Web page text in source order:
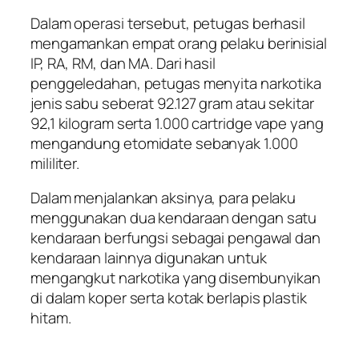
Dalam operasi tersebut, petugas berhasil
mengamankan empat orang pelaku berinisial
IP, RA, RM, dan MA. Dari hasil
penggeledahan, petugas menyita narkotika
jenis sabu seberat 92.127 gram atau sekitar
92,1 kilogram serta 1.000 cartridge vape yang
mengandung etomidate sebanyak 1.000
mililiter.
Dalam menjalankan aksinya, para pelaku
menggunakan dua kendaraan dengan satu
kendaraan berfungsi sebagai pengawal dan
kendaraan lainnya digunakan untuk
mengangkut narkotika yang disembunyikan
di dalam koper serta kotak berlapis plastik
hitam.